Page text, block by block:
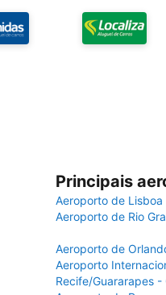
Principais
Aeroporto de Lisboa
Aeroporto de Rio
Aeroporto de
Aeroporto
Recife/Guararapes -